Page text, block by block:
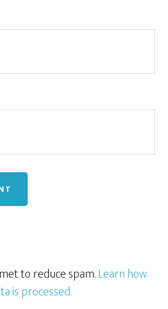
to reduce spam.Learn how
is processed.